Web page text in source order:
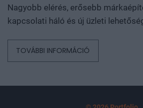
Nagyobb elérés, erősebb
kapcsolati háló és új üzleti
TOVÁBBI INFORMÁCIÓ